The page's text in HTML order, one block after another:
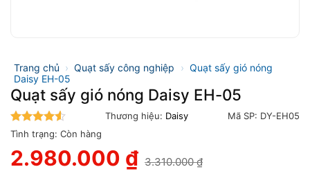
Trang chủ › Quạt sấy công nghiệp › Quạt sấy gió nóng
Daisy EH-05
Quạt sấy gió nóng Daisy EH-05
4.5trên 5
Thương hiệu: Daisy Mã SP: DY-EH05
Tình trạng: Còn hàng
3.310.000₫
2.980.000 ₫